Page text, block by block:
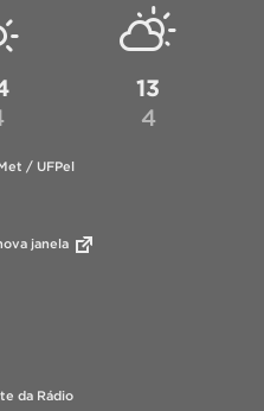
13
4
/ UFPel
janela
da Rádio